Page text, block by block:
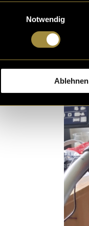
Notwendig
Ablehnen